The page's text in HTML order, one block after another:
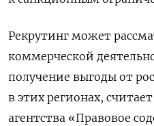
Рекрутинг может
коммерческой
получение выгоды от
в этих регионах,
агентства «Правовое